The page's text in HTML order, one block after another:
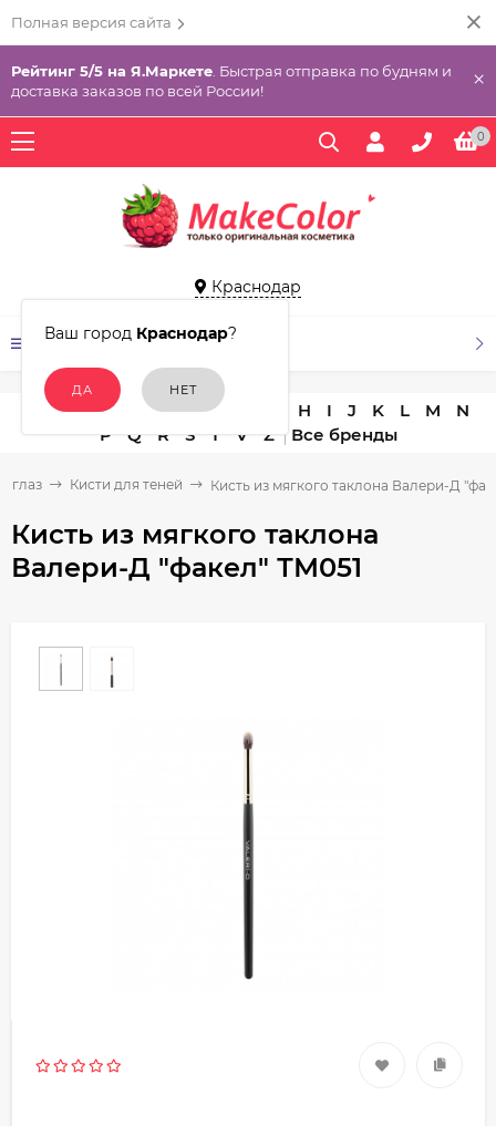
Полная версия сайта
Рейтинг 5/5 на Я.Маркете . Быстрая отправка по будням и
доставка заказов по всей России!
×
0
Краснодар
Ваш город Краснодар?
КАТАЛОГ ТОВАРОВ
A C D E H I J K L M
N
P
Q R S T V Z
глаз Кисти для теней Кисть из мягкого таклона Валери-Д
Кисть из мягкого таклона
Валери-Д "факел" ТМ051